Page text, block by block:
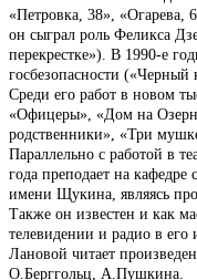
«Петровка, 38», «Огарева,
он сыграл роль Феликса
перекрестке»). В 1990-е
госбезопасности («Черный
Среди его работ в новом
«Офицеры», «Дом на
родственники», «Три
Параллельно с работой в
года преподает на
имени Щукина, являясь
Также он известен и как
телевидении и радио в его
Лановой читает
О.Берггольц, А.Пушкина.